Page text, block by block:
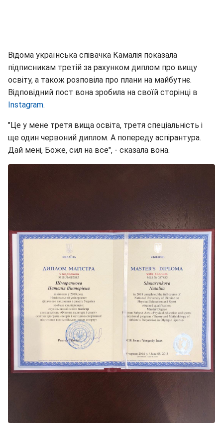
Відома українська співачка Камалія показала
підписникам третій за рахунком диплом про вищу
освіту, а також розповіла про плани на майбутнє.
Відповідний пост вона зробила на своїй сторінці в
Instagram.
"Це у мене третя вища освіта, третя спеціальність і
ще один червоний диплом. А попереду аспірантура.
Дай мені, Боже, сил на все", - сказала вона.